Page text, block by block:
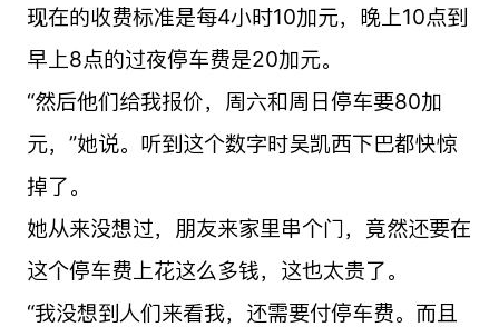
现在的收费标准是每4小时10加元，晚上10点到
早上8点的过夜停车费是20加元。
“然后他们给我报价，周六和周日停车要80加
元，”她说。听到这个数字时吴凯西下巴都快惊
掉了。
她从来没想过，朋友来家里串个门，竟然还要在
这个停车费上花这么多钱，这也太贵了。
“我没想到人们来看我，还需要付停车费。而且